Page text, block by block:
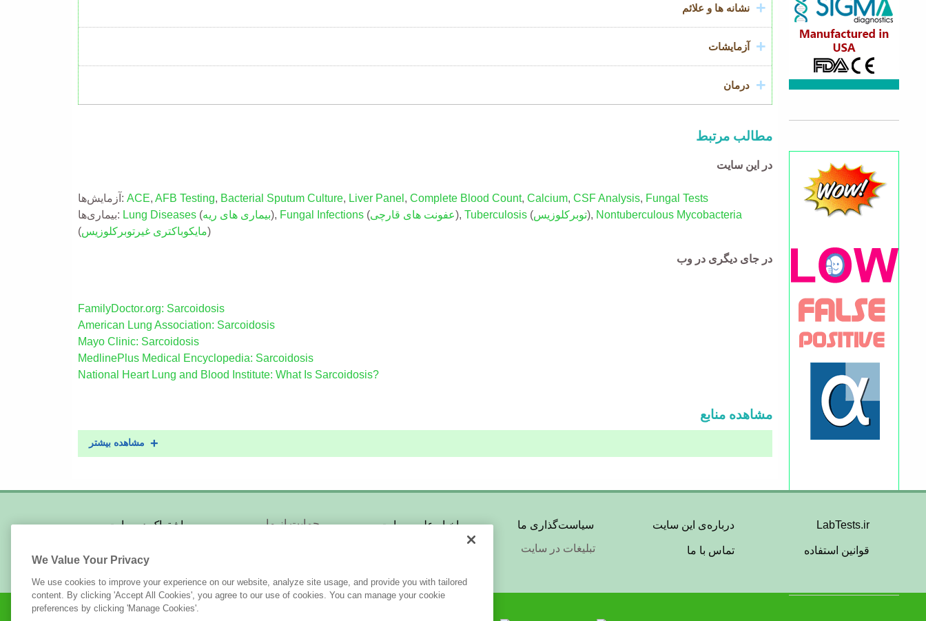
نشانه ها و علائم
آزمایشات
درمان
مطالب مرتبط
در این سایت
آزمایش‌ها: ACE, AFB Testing, Bacterial Sputum Culture, Liver Panel , Complete Blood Count, Calcium, CSF Analysis, Fungal Tests
بیماری‌ها: Lung Diseases(بیماری های ریه), Fungal Infections(عفونت های قارچی), Tuberculosis(توبرکلوزیس), Nontuberculous Mycobacteria
(مایکوباکتری غیرتوبرکلوزیس)
در جای دیگری در وب
FamilyDoctor.org: Sarcoidosis
American Lung Association: Sarcoidosis
Mayo Clinic: Sarcoidosis
MedlinePlus Medical Encyclopedia: Sarcoidosis
National Heart Lung and Blood Institute: What Is Sarcoidosis?
مشاهده منابع
مشاهده بیشتر
Footer
اشتراک در سایت حمایت از ما
Footer
Menu
اخبار علمی سایت سیاست‌گذاری ما
تبلیغات در سایت
Footer
Menu
درباره‌ی این سایت LabTests.ir
تماس با ما
قوانین استفاده
We Value Your Privacy
We use cookies to improve your experience on our website, analyze site usage, and provide you with tailored
content. By clicking 'Accept All Cookies', you agree to our use of cookies. You can manage your cookie
preferences by clicking 'Manage Cookies'.